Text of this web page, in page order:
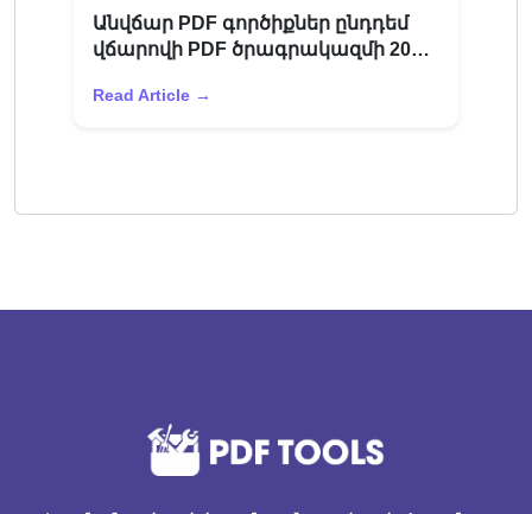
Անվճար PDF գործիքներ ընդդեմ
վճարովի PDF ծրագրակազմի 2026
համեմատություն
Read Article →